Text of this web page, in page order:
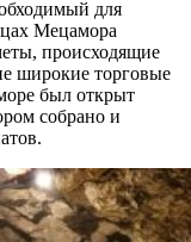
для
Мецамора
происходящие
широкие торговые
был открыт
собрано и